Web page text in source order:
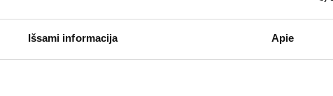
Išsami informacija Apie